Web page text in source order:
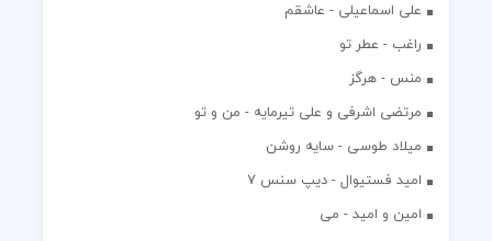
علی اسماعیلی - عاشقم
راغب - عطر تو
منس - هرگز
مرتضی اشرفی و علی تیرمایه - من و تو
میلاد طوسی - سایه روشن
اميد فستيوال - ديپ سنس ۷
امین و امید - می